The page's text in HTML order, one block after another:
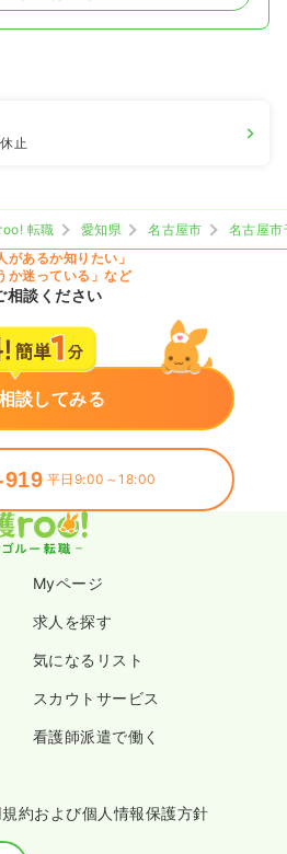
止
転職 愛知県 名古屋市
名古屋市
があるか知りたい」
か迷っている」など
相談ください
談してみる
平日9:00～18:00
Myページ
求人を探す
気になるリスト
スカウトサービス
看護師派遣で働く
約および個人情報保護方針